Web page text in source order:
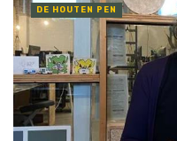
DE HOUTEN PEN